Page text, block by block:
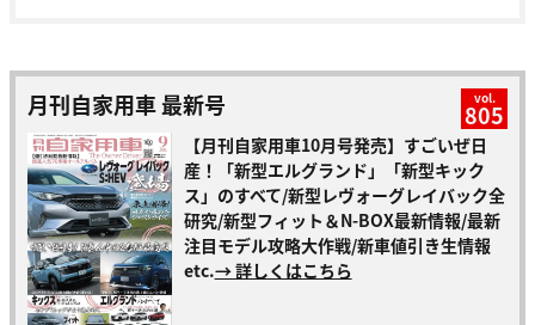
月刊自家用車 最新号 vol.
805
【月刊自家用車10月号発売】すごいぜ日
産！「新型エルグランド」「新型キック
ス」のすべて/新型レヴォーグレイバック全
研究/新型フィット＆N-BOX最新情報/最新
注目モデル攻略大作戦/新車値引き生情報
etc.→ 詳しくはこちら